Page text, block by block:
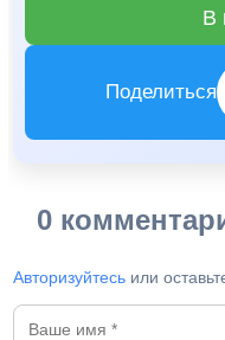
В
Поделиться
0
Авторизуйтесь или